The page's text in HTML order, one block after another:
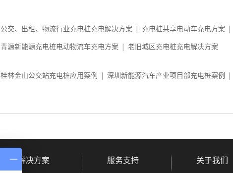
公交、出租、物流行业充电桩充电解决方案 充电桩共享电动车充电方案
青源新能源充电桩电动物流车充电方案 老旧城区充电桩充电解决方案
桂林金山公交站充电桩应用案例 深圳新能源汽车产业项目部充电桩案例
解决方案 服务支持 关于我们